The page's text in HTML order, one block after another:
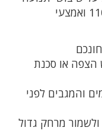
יימסר לציבור בזמן אמת דרך מוקד 110 ואמצעי
הצפה או סכנת
והמגבים לפני
מרחק גדול